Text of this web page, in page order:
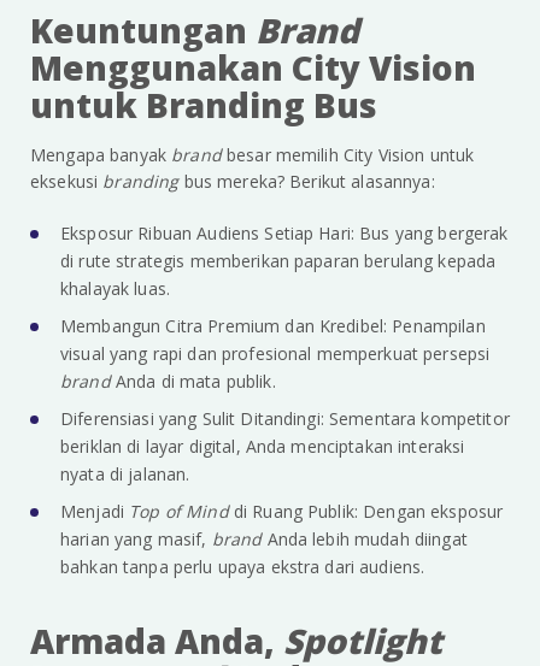
Keuntungan Brand
Menggunakan City Vision
untuk Branding Bus
Mengapa banyak brandbesar memilih City Vision untuk
eksekusi branding bus mereka? Berikut alasannya:
Eksposur Ribuan Audiens Setiap Hari: Bus yang bergerak
di rute strategis memberikan paparan berulang kepada
khalayak luas.
Membangun Citra Premium dan Kredibel: Penampilan
visual yang rapi dan profesional memperkuat persepsi
brandAnda di mata publik.
Diferensiasi yang Sulit Ditandingi: Sementara kompetitor
beriklan di layar digital, Anda menciptakan interaksi
nyata di jalanan.
Menjadi Top of Minddi Ruang Publik: Dengan eksposur
harian yang masif, brand Anda lebih mudah diingat
bahkan tanpa perlu upaya ekstra dari audiens.
Armada Anda, Spotlight